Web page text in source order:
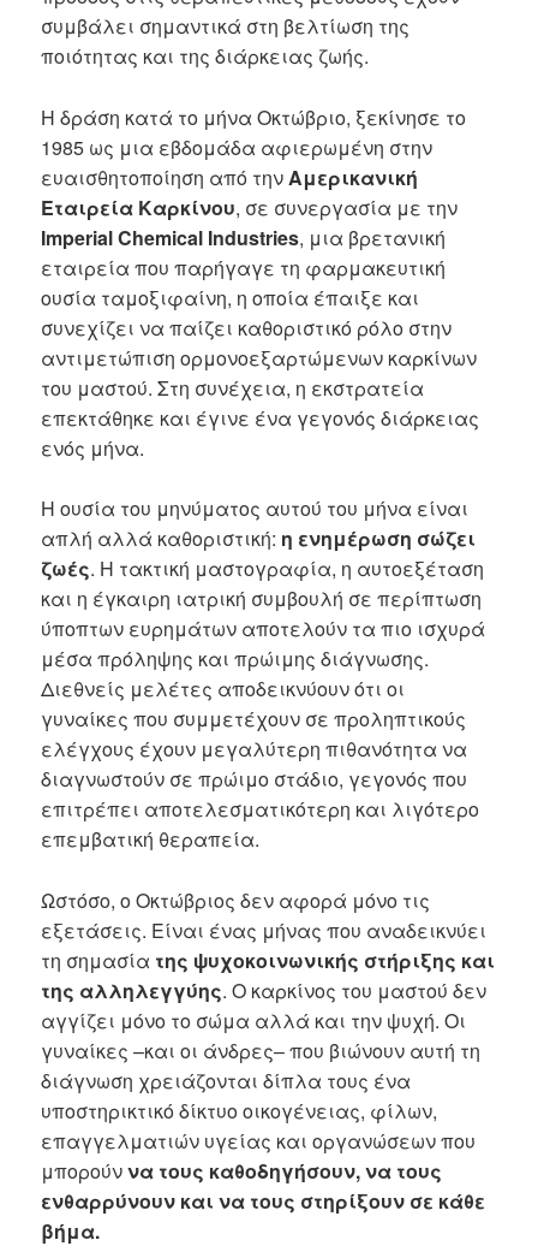
συμβάλει σημαντικά στη βελτίωση της
ποιότητας και της διάρκειας ζωής.
Η δράση κατά το μήνα Οκτώβριο, ξεκίνησε το
1985 ως μια εβδομάδα αφιερωμένη στην
ευαισθητοποίηση από την Αμερικανική
Εταιρεία Καρκίνου, σε συνεργασία με την
Imperial Chemical Industries, μια βρετανική
εταιρεία που παρήγαγε τη φαρμακευτική
ουσία ταμοξιφαίνη, η οποία έπαιξε και
συνεχίζει να παίζει καθοριστικό ρόλο στην
αντιμετώπιση ορμονοεξαρτώμενων καρκίνων
του μαστού. Στη συνέχεια, η εκστρατεία
επεκτάθηκε και έγινε ένα γεγονός διάρκειας
ενός μήνα.
Η ουσία του μηνύματος αυτού του μήνα είναι
απλή αλλά καθοριστική: η ενημέρωση σώζει
ζωές. Η τακτική μαστογραφία, η αυτοεξέταση
και η έγκαιρη ιατρική συμβουλή σε περίπτωση
ύποπτων ευρημάτων αποτελούν τα πιο ισχυρά
μέσα πρόληψης και πρώιμης διάγνωσης.
Διεθνείς μελέτες αποδεικνύουν ότι οι
γυναίκες που συμμετέχουν σε προληπτικούς
ελέγχους έχουν μεγαλύτερη πιθανότητα να
διαγνωστούν σε πρώιμο στάδιο, γεγονός που
επιτρέπει αποτελεσματικότερη και λιγότερο
επεμβατική θεραπεία.
Ωστόσο, ο Οκτώβριος δεν αφορά μόνο τις
εξετάσεις. Είναι ένας μήνας που αναδεικνύει
τη σημασία της ψυχοκοινωνικής στήριξης και
της αλληλεγγύης. Ο καρκίνος του μαστού δεν
αγγίζει μόνο το σώμα αλλά και την ψυχή. Οι
γυναίκες –και οι άνδρες– που βιώνουν αυτή τη
διάγνωση χρειάζονται δίπλα τους ένα
υποστηρικτικό δίκτυο οικογένειας, φίλων,
επαγγελματιών υγείας και οργανώσεων που
μπορούννα τους καθοδηγήσουν, να τους
ενθαρρύνουν και να τους στηρίξουν σε κάθε
βήμα.